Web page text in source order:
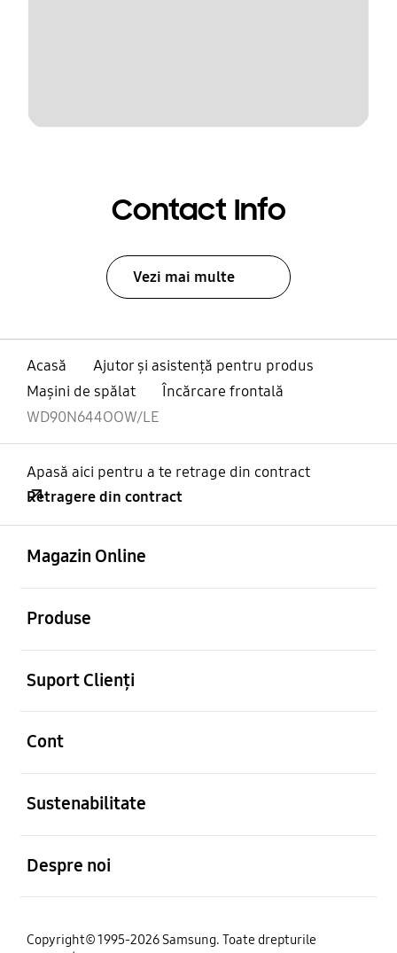
Contact Info
Vezi mai multe
Acasă
Ajutor și asistență pentru produs
Maşini de spălat
Încărcare frontală
WD90N644OOW/LE
Apasă aici pentru a te retrage din contract
Retragere din contract
Magazin Online
Produse
Suport Clienți
Cont
Sustenabilitate
Despre noi
Copyright© 1995-2026 Samsung. Toate drepturile